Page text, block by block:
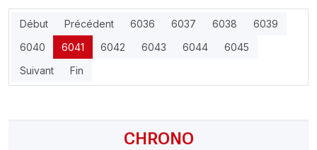
CHRONO
Début Précédent 6036 6037 6038
6039
6040
6041 6042 6043 6044
6045
Suivant
Fin